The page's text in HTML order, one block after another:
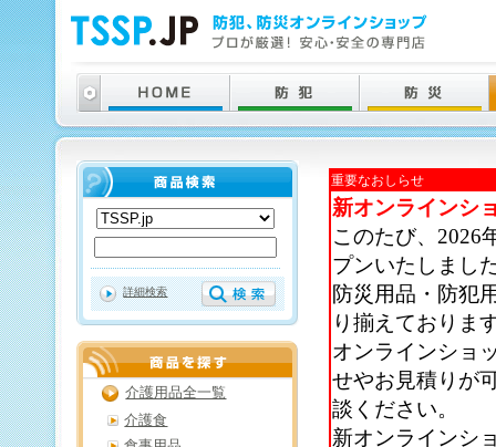
重要なおしらせ
新オンラインシ
このたび、2026
プンいたしまし
防災用品・防犯
り揃えておりま
オンラインショ
せやお見積りが
談ください。
新オンラインシ
詳細検索
介護用品全一覧
介護食